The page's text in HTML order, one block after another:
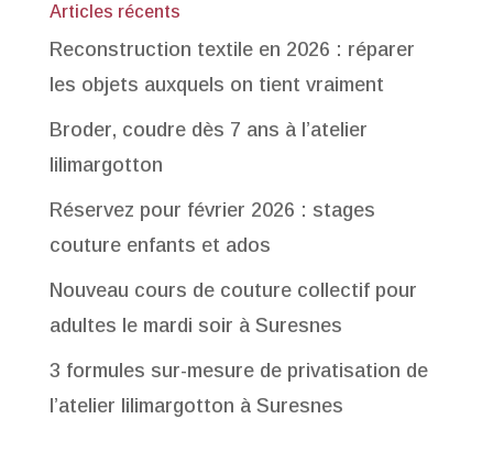
Articles récents
Reconstruction textile en 2026 : réparer
les objets auxquels on tient vraiment
Broder, coudre dès 7 ans à l’atelier
lilimargotton
Réservez pour février 2026 : stages
couture enfants et ados
Nouveau cours de couture collectif pour
adultes le mardi soir à Suresnes
3 formules sur-mesure de privatisation de
l’atelier lilimargotton à Suresnes